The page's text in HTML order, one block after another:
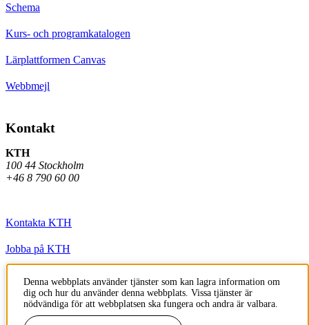
Schema
Kurs- och programkatalogen
Lärplattformen Canvas
Webbmejl
Kontakt
KTH
100 44 Stockholm
+46 8 790 60 00
Kontakta KTH
Jobba på KTH
Faktura och betalning KTH
Denna webbplats använder tjänster som kan lagra information om
dig och hur du använder denna webbplats. Vissa tjänster är
nödvändiga för att webbplatsen ska fungera och andra är valbara.